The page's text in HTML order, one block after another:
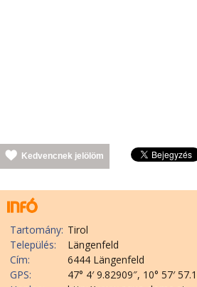
Kedvencnek jelölöm
Tartomány: Tirol
Település:
Längenfeld
Cím:
6444 Längenfeld
GPS:
47° 4′ 9.82909″, 10° 57′